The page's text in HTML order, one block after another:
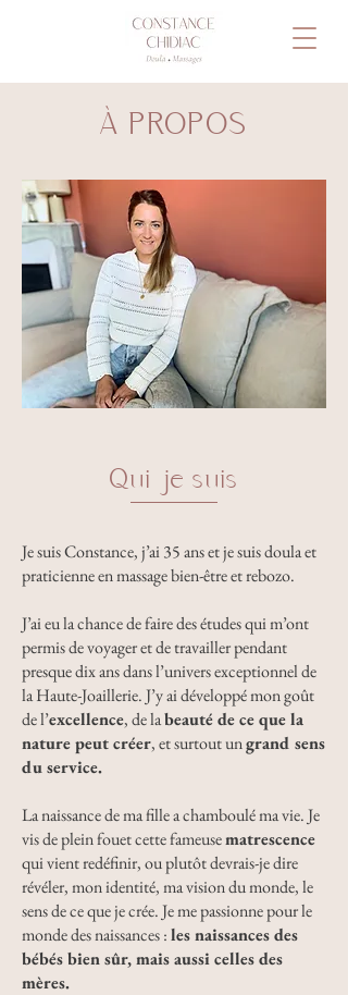
À PROPOS
Qui je suis
Je suis Constance, j’ai 35 ans et je suis doula et
praticienne en massage bien-être et rebozo.
J’ai eu la chance de faire des études qui m’ont
permis de voyager et de travailler pendant
presque dix ans dans l’univers exceptionnel de
la Haute-Joaillerie. J’y ai développé mon goût
de l’excellence, de labeauté de ce que la
nature peut créer, et surtout ungrand sens
du service.
La naissance de ma fille a chamboulé ma vie. Je
vis de plein fouet cette fameusematrescence
qui vient redéfinir, ou plutôt devrais-je dire
révéler, mon identité, ma vision du monde, le
sens de ce que je crée. Je me passionne pour le
monde des naissances :les naissances des
bébés bien sûr, mais aussi celles des
mères.